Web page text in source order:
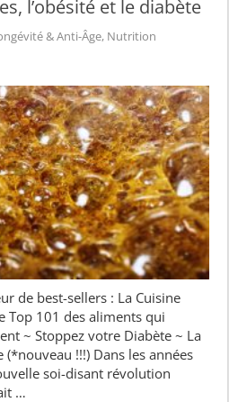
l’obésité et le diabète
& Anti-Âge, Nutrition
de best-sellers : La Cuisine
Top 101 des aliments qui
~ Stoppez votre Diabète ~ La
!!!) Dans les années
soi-disant révolution
…